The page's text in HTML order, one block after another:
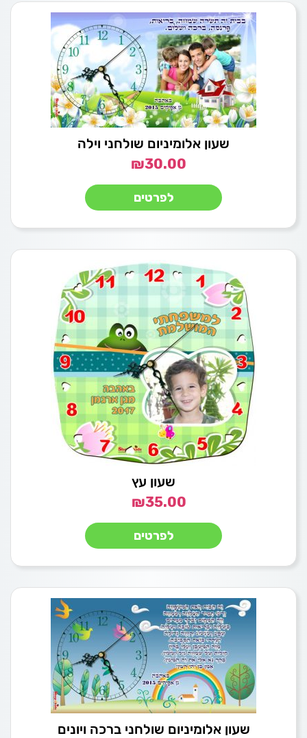
שעון אלומיניום שולחני וילה
₪30.00
לפרטים
שעון עץ
₪35.00
לפרטים
שעון אלומיניום שולחני ברכה ויונים